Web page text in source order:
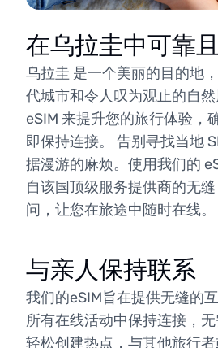
在乌拉圭中可靠
乌拉圭 是一个美丽的目的地
代城市和令人叹为观止的自
eSIM 来提升您的旅行体验，
即保持连接。 告别寻找当地
据漫游的麻烦。使用我们的
自该国顶级服务提供商的无
问，让您在旅途中随时在线。
与亲人保持联系
我们的eSIM旨在提供无缝的
所有在线活动中保持连接，无
轻松创建热点，与其他旅行